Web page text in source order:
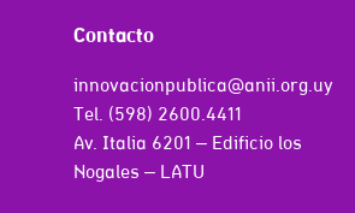
Contacto
innovacionpublica@anii.org.uy
Tel. (598) 2600.4411
Av. Italia 6201 – Edificio los
Nogales – LATU